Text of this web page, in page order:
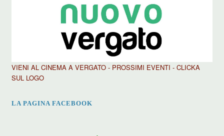
VIENI AL CINEMA A VERGATO - PROSSIMI EVENTI - CLICKA
SUL LOGO
LA PAGINA FACEBOOK